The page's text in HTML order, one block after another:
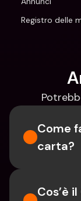
Registro delle
Come
carta?
Cos’è